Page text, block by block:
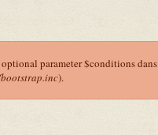
parameter $conditions dans
).